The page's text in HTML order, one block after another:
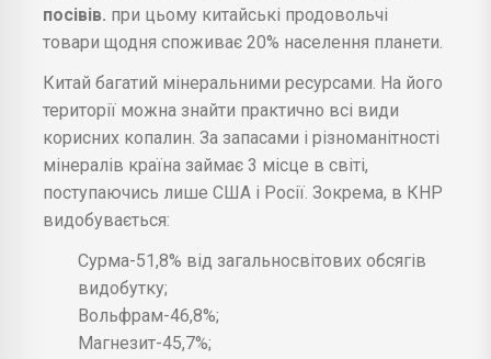
посівів. при цьому китайські продовольчі
товари щодня споживає 20% населення планети.
Китай багатий мінеральними ресурсами. На його
території можна знайти практично всі види
корисних копалин. За запасами і різноманітності
мінералів країна займає 3 місце в світі,
поступаючись лише США і Росії. Зокрема, в КНР
видобувається:
Сурма-51,8% від загальносвітових обсягів
видобутку;
Вольфрам-46,8%;
Магнезит-45,7%;